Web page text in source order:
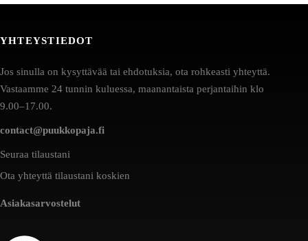
YHTEYSTIEDOT
Jos sinulla on kysyttävää tai ehdotuksia, ota rohkeasti yhteyttä.
Vastaamme 24 tunnin kuluessa, maanantaista perjantaihin klo
9.00–17.00.
contact@puukkopaja.fi
Seuraa tilaustani
Ota yhteyttä tilaustani koskien
Asiakasarvostelut